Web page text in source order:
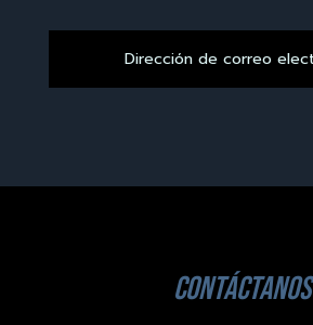
contáctanos